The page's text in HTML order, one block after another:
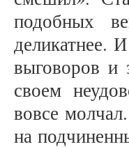
подобных
деликатнее.
выговоров и
своем
вовсе
на